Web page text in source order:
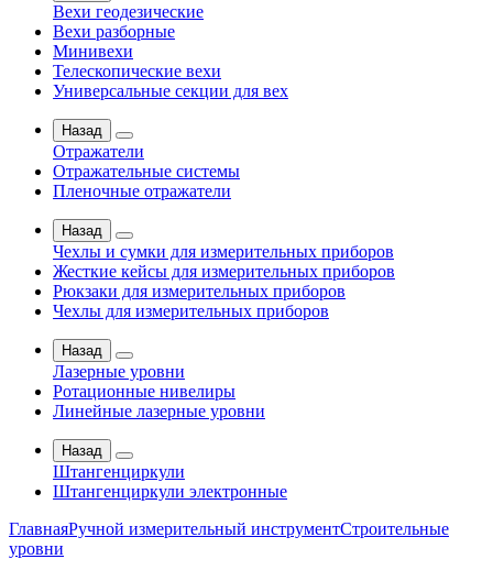
Вехи геодезические
Вехи разборные
Минивехи
Телескопические вехи
Универсальные секции для вех
Назад
Отражатели
Отражательные системы
Пленочные отражатели
Назад
Чехлы и сумки для измерительных приборов
Жесткие кейсы для измерительных приборов
Рюкзаки для измерительных приборов
Чехлы для измерительных приборов
Назад
Лазерные уровни
Ротационные нивелиры
Линейные лазерные уровни
Назад
Штангенциркули
Штангенциркули электронные
ГлавнаяРучной измерительный инструментСтроительные
уровни